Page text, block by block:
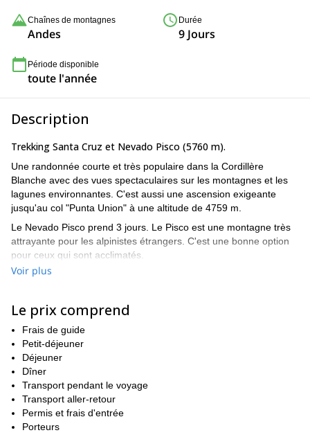
Chaînes de montagnes
Andes
Durée
9 Jours
Période disponible
toute l'année
Description
Trekking Santa Cruz et Nevado Pisco (5760 m).
Une randonnée courte et très populaire dans la Cordillère
Blanche avec des vues spectaculaires sur les montagnes et les
lagunes environnantes. C'est aussi une ascension exigeante
jusqu'au col "Punta Union" à une altitude de 4759 m.
Le Nevado Pisco prend 3 jours. Le Pisco est une montagne très
attrayante pour les alpinistes étrangers. C'est une bonne option
pour ceux qui sont acclimatés.
Une expérience préalable n'est pas nécessaire. Nous vous
par des vues magnifiques sur la Cordillère Blanche, dont le Mont
Huascarán (6768 m), qui est la plus haute montagne du Pérou.
Vous trouverez ci-dessous le programme au jour le jour de ce
voyage.
Jour 01 :
Jour 02 :Llamacorral - Taullipampa (4250 m)
Jour 03 :Taullipampa - Cachina pampa (3750 m)
Voir plus
Le prix comprend
Frais de guide
Petit-déjeuner
Déjeuner
Dîner
Transport pendant le voyage
Transport aller-retour
Permis et frais d'entrée
Porteurs